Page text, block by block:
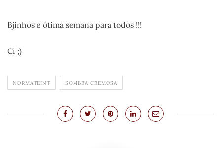
Bjinhos e ótima semana para todos !!!
Ci ;)
NORMATEINT SOMBRA CREMOSA